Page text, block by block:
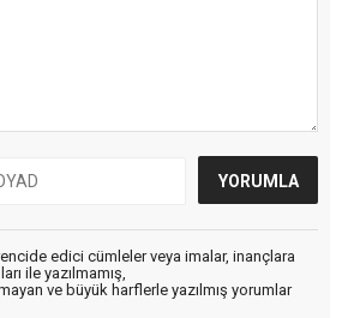
edici cümleler veya imalar, inançlara
ile yazılmamış,
ve büyük harflerle yazılmış yorumlar